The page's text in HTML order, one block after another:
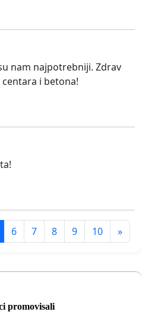
nam najpotrebniji. Zdrav
i betona!
6 7 8 9 10 »
promovisali